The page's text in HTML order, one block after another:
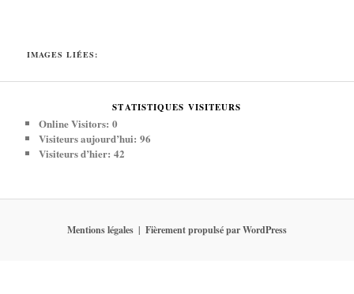
IMAGES LIÉES:
STATISTIQUES VISITEURS
Online Visitors:0
Visiteurs aujourd’hui:96
Visiteurs d’hier:42
Mentions légales Fièrement propulsé par WordPress